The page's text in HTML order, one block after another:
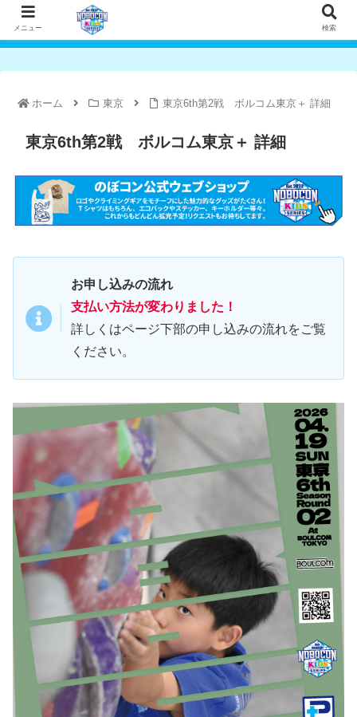
ホーム 東京 東京6th第2戦 ボルコム東京＋ 詳細
東京6th第2戦 ボルコム東京＋ 詳細
お申し込みの流れ
支払い方法が変わりました！
詳しくはページ下部の申し込みの流れをご覧
ください。
メニュー 検索